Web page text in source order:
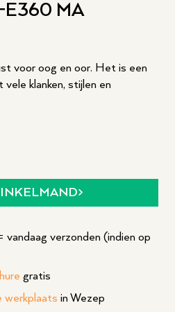
E360 MA
voor oog en oor. Het is een
klanken, stijlen en
vandaag verzonden (indien op
gratis
werkplaats in Wezep